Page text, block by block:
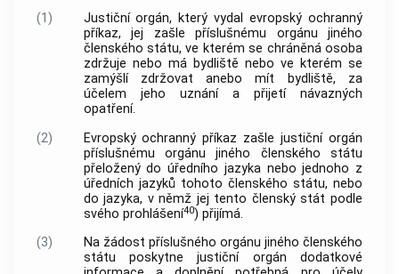
(1)
Justiční orgán, který vydal evropský ochranný
příkaz, jej zašle příslušnému orgánu jiného
členského státu, ve kterém se chráněná osoba
zdržuje nebo má bydliště nebo ve kterém se
zamýšlí zdržovat anebo mít bydliště, za
účelem jeho uznání a přijetí návazných
opatření.
(2)
Evropský ochranný příkaz zašle justiční orgán
příslušnému orgánu jiného členského státu
přeložený do úředního jazyka nebo jednoho z
úředních jazyků tohoto členského státu, nebo
do jazyka, v němž jej tento členský stát podle
svého prohlášení40) přijímá.
(3)
Na žádost příslušného orgánu jiného členského
státu poskytne justiční orgán dodatkové